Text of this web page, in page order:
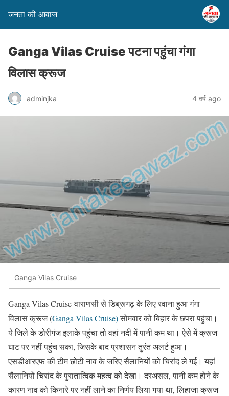
जनता की आवाज
Ganga Vilas Cruise पटना पहुंचा गंगा
विलास क्रूज
adminjka 4 वर्ष ago
Ganga Vilas Cruise
Ganga Vilas Cruise वाराणसी से डिब्रूगढ़ के लिए रवाना हुआ गंगा
विलास क्रूज (Ganga Vilas Cruise)सोमवार को बिहार के छपरा पहुंचा।
ये जिले के डोरीगंज इलाके पहुंचा तो वहां नदी में पानी कम था। ऐसे में क्रूज
घाट पर नहीं पहुंच सका, जिसके बाद प्रशासन तुरंत अलर्ट हुआ।
एसडीआरएफ की टीम छोटी नाव के जरिए सैलानियों को चिरांद ले गई। यहां
सैलानियों चिरांद के पुरातात्विक महत्व को देखा। दरअसल, पानी कम होने के
कारण नाव को किनारे पर नहीं लाने का निर्णय लिया गया था, लिहाजा क्रूज